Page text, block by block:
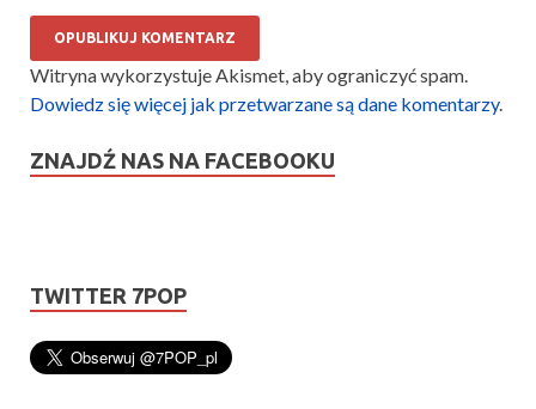
Witryna wykorzystuje Akismet, aby ograniczyć spam.
Dowiedz się więcej jak przetwarzane są dane komentarzy.
ZNAJDŹ NAS NA FACEBOOKU
TWITTER 7POP